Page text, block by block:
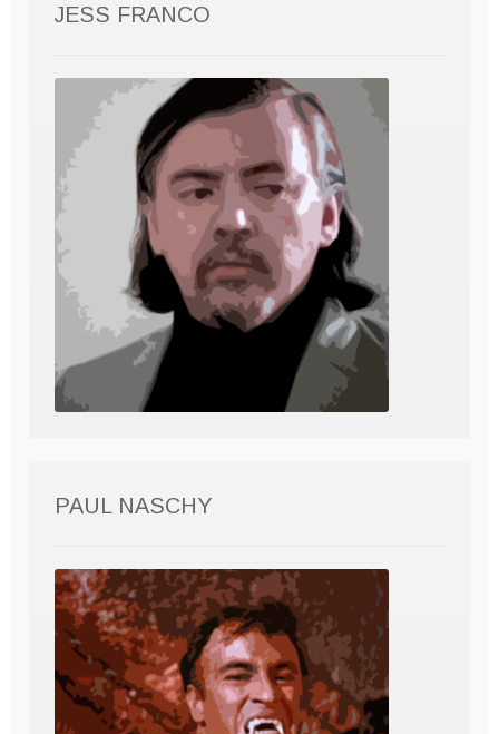
JESS FRANCO
PAUL NASCHY